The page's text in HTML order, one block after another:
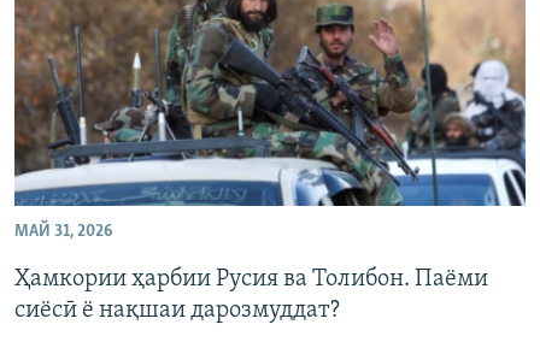
МАЙ 31, 2026
Ҳамкории ҳарбии Русия ва Толибон. Паёми
сиёсӣ ё нақшаи дарозмуддат?